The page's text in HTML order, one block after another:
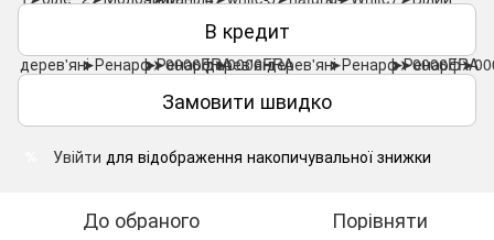
В кредит
Замовити швидко
Увійти для відображення накопичувальної знижки
До обраного Порівняти